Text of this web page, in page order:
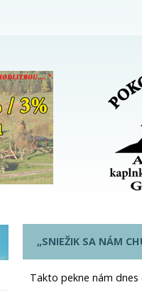
„SNIEŽIK SA NÁM
Takto pekne nám